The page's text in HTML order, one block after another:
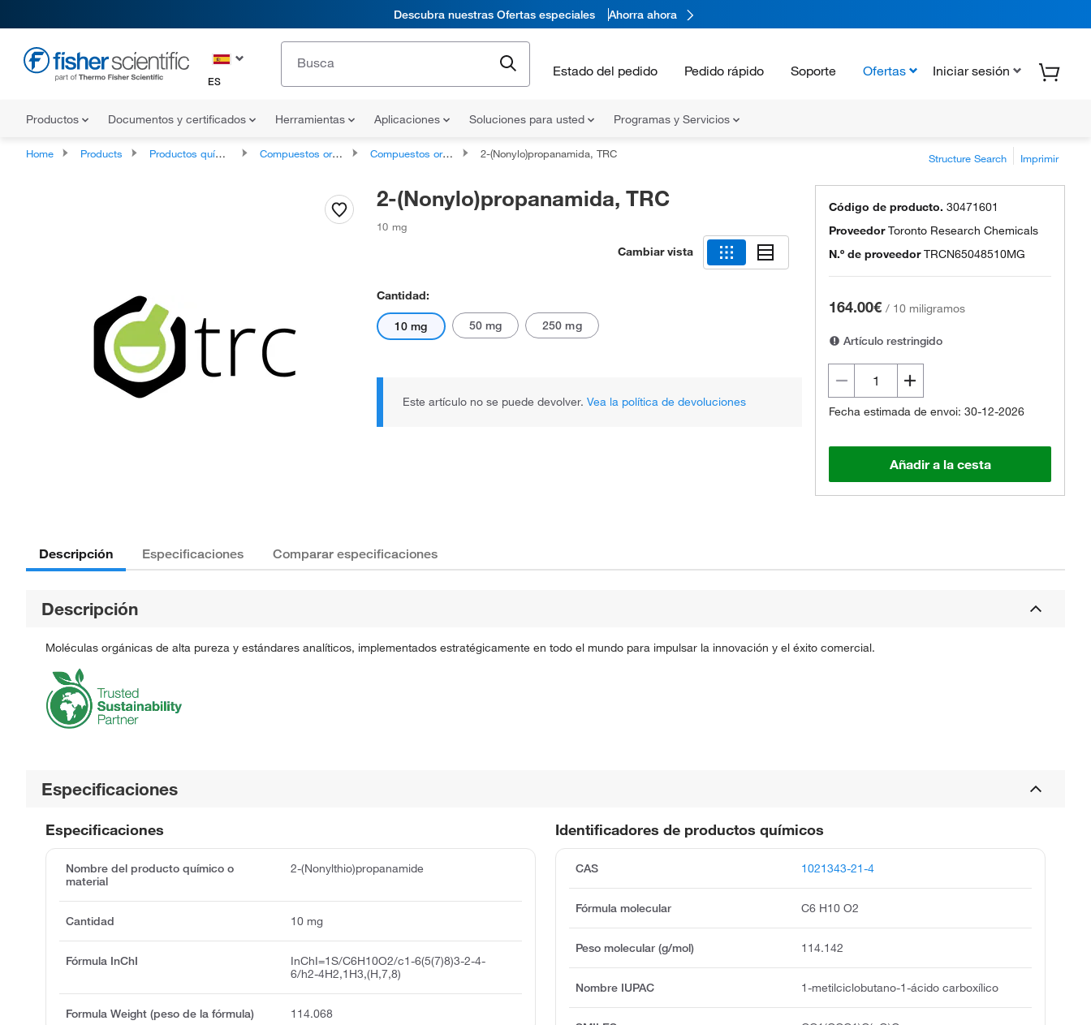
Descubra nuestras Ofertas especiales Ahorra ahora
ES
Estado del pedido Pedido rápido Soporte Ofertas Iniciar sesión
Productos Documentos y certificados Herramientas Aplicaciones Soluciones para usted Programas y Servicios
Home Products Productos químicos Compuestos orgánicos Compuestos orgánicos no clasificados 2-(Nonylo)propanamida, TRC Structure Search Imprimir
2-(Nonylo)propanamida, TRC
10 mg
Cambiar vista
Cantidad:
10 mg 50 mg 250 mg
Este artículo no se puede devolver. Vea la política de devoluciones
Código de producto. 30471601
ProveedorToronto Research Chemicals
N.º de proveedor TRCN65048510MG
164.00€ / 10 miligramos
Artículo restringido
Fecha estimada de envoi: 30-12-2026
Añadir a la cesta
Descripción Especificaciones Comparar especificaciones
Descripción
Moléculas orgánicas de alta pureza y estándares analíticos, implementados estratégicamente en todo el mundo para impulsar la innovación y el éxito comercial.
Especificaciones
Identificadores de productos químicos
CAS 1021343-21-4
Fórmula molecular C6 H10 O2
Peso molecular (g/mol) 114.142
Nombre IUPAC 1-metilciclobutano-1-ácido carboxílico
Especificaciones
Nombre del producto químico o
material
2-(Nonylthio)propanamide
Cantidad 10 mg
Fórmula InChI
InChI=1S/C6H10O2/c1-6(5(7)8)3-2-4-
6/h2-4H2,1H3,(H,7,8)
Formula Weight (peso de la fórmula) 114.068